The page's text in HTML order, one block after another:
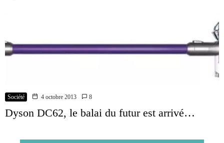
Société 4 octobre 2013 8
Dyson DC62, le balai du futur est arrivé…